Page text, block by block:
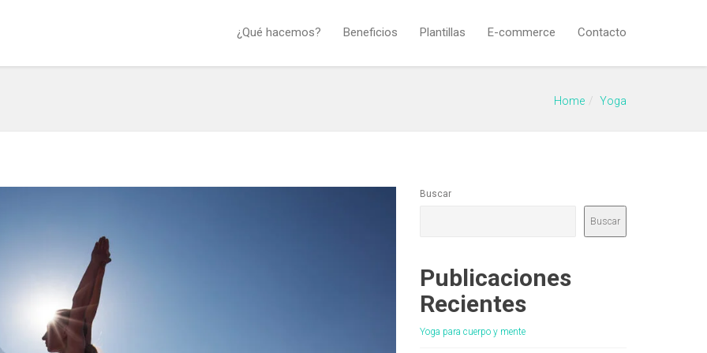
¿Qué hacemos? Beneficios Plantillas E-commerce Contacto
Home Yoga
Buscar
Buscar
Publicaciones
Recientes
Yoga para cuerpo y mente